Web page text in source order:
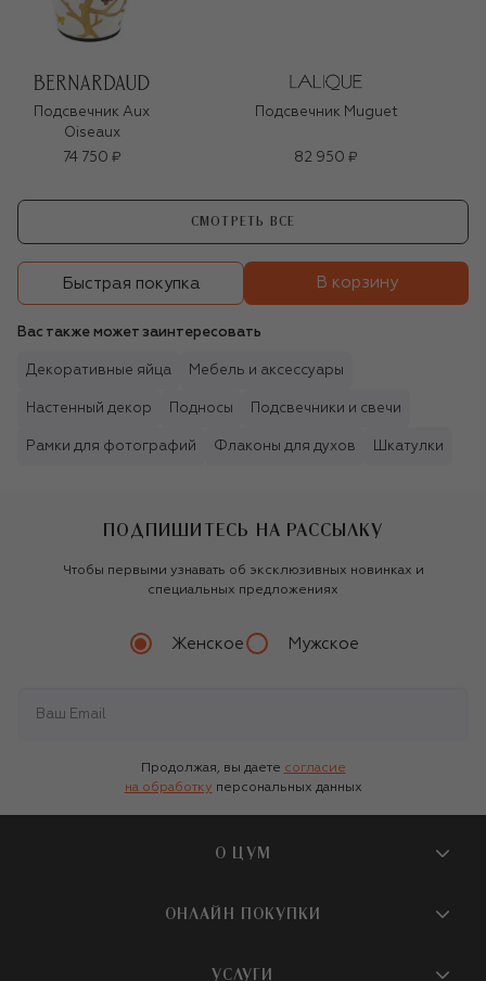
Подсвечник Aux
Oiseaux
74 750 ₽
Подсвечник Muguet
82 950 ₽
СМОТРЕТЬ ВСЕ
Быстрая покупка В корзину
Вас также может заинтересовать
Декоративные яйца Мебель и аксессуары
Настенный декор Подносы Подсвечники и свечи
Рамки для фотографий Флаконы для духов Шкатулки
ПОДПИШИТЕСЬ НА РАССЫЛКУ
Чтобы первыми узнавать об эксклюзивных новинках и
специальных предложениях
Женское Мужское
Продолжая, вы даете согласие
на обработку персональных данных
О ЦУМ
О магазине
Бутики и ПВЗ ЦУМ
ОНЛАЙН ПОКУПКИ
УСЛУГИ